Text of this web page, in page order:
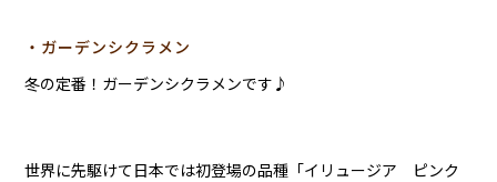
・ガーデンシクラメン
冬の定番！ガーデンシクラメンです♪
世界に先駆けて日本では初登場の品種「イリュージア ピンク